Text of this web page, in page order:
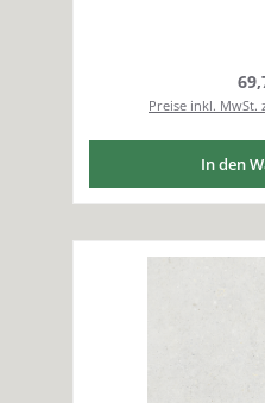
Preise inkl. MwSt.
In den